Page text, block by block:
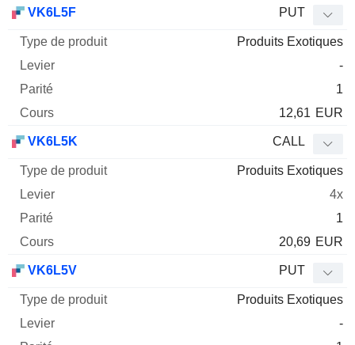
VK6L5F PUT
Produits Exotiques
-
1
12,61 EUR
VK6L5K CALL
Produits Exotiques
4x
1
20,69 EUR
VK6L5V PUT
Produits Exotiques
-